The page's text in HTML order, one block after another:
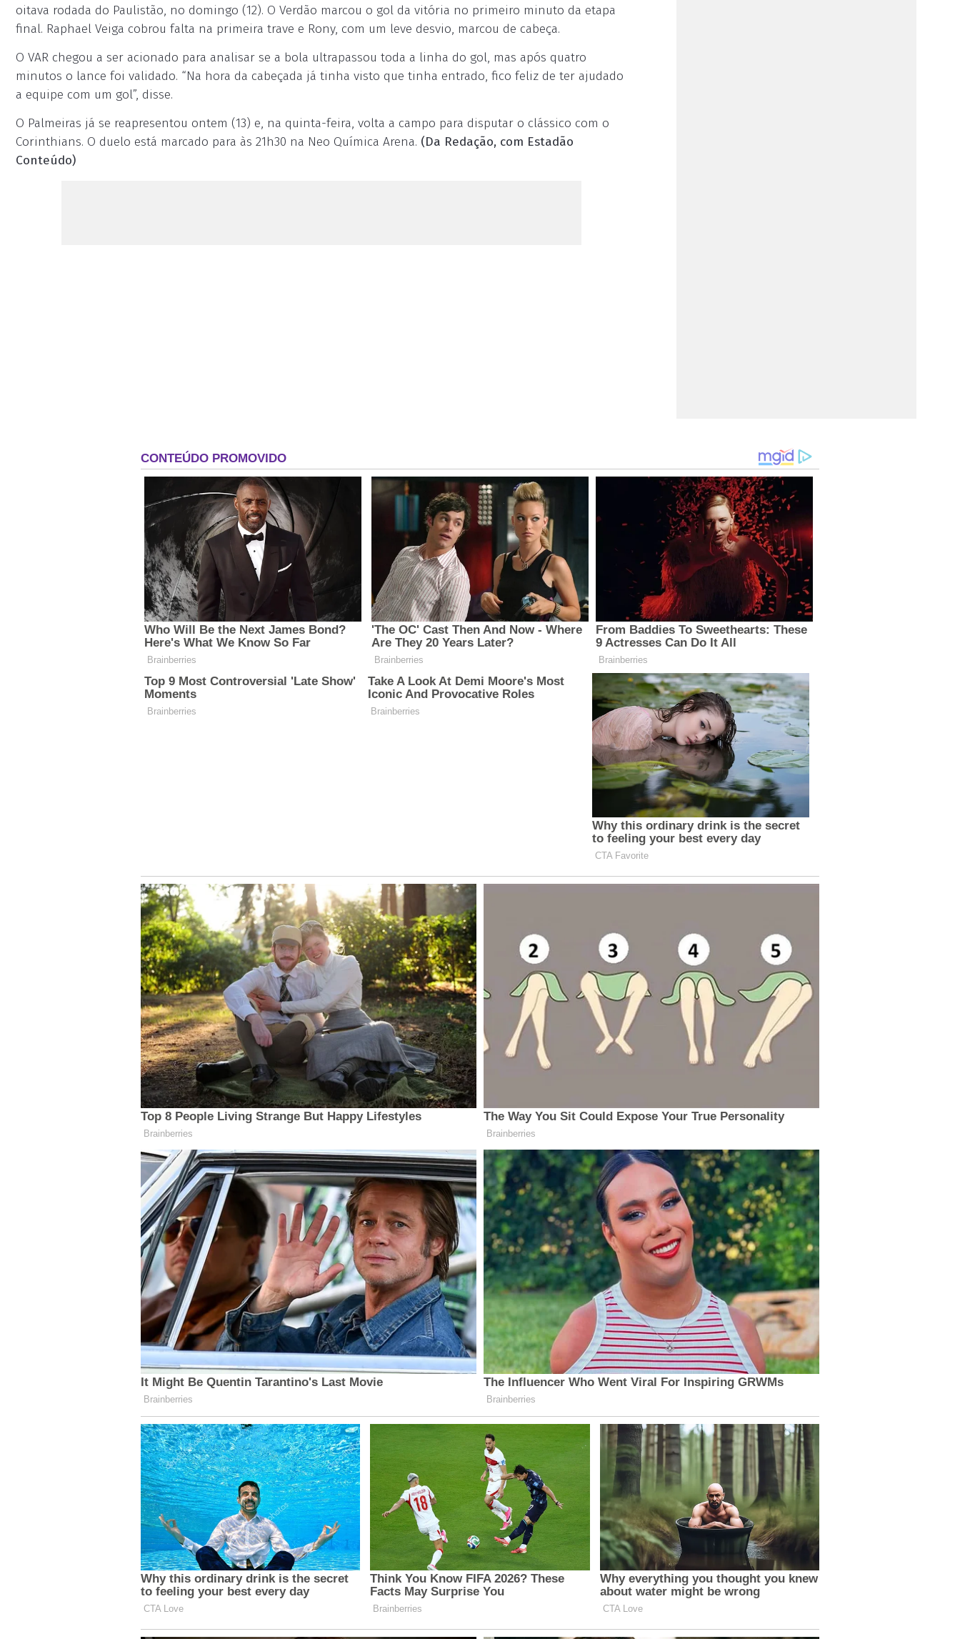
oitava rodada do Paulistão, no domingo (12). O Verdão marcou o gol da vitória no primeiro minuto da etapa
final. Raphael Veiga cobrou falta na primeira trave e Rony, com um leve desvio, marcou de cabeça.
O VAR chegou a ser acionado para analisar se a bola ultrapassou toda a linha do gol, mas após quatro
minutos o lance foi validado. “Na hora da cabeçada já tinha visto que tinha entrado, fico feliz de ter ajudado
a equipe com um gol”, disse.
O Palmeiras já se reapresentou ontem (13) e, na quinta-feira, volta a campo para disputar o clássico com o
Corinthians. O duelo está marcado para às 21h30 na Neo Química Arena. (Da Redação, com Estadão
Conteúdo)